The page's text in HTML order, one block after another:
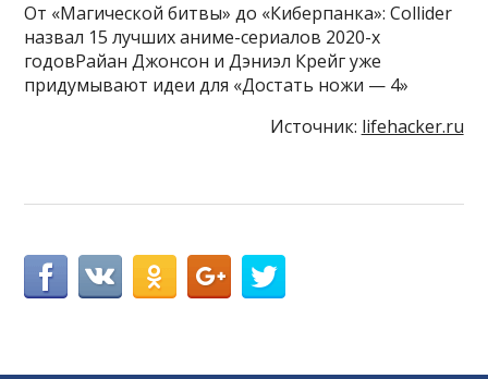
От «Магической битвы» до «Киберпанка»: Collider
назвал 15 лучших аниме-сериалов 2020-х
годовРайан Джонсон и Дэниэл Крейг уже
придумывают идеи для «Достать ножи — 4»
Источник: lifehacker.ru